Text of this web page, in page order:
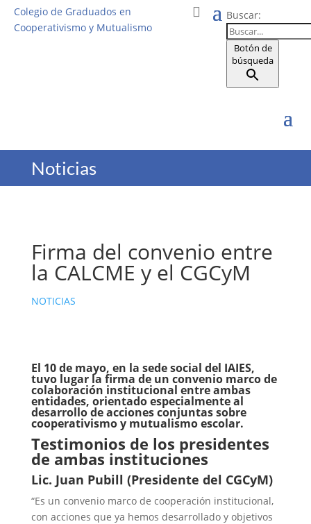
Colegio de Graduados en
Cooperativismo y Mutualismo
Buscar:
Botón de
búsqueda
Noticias
Firma del convenio entre
la CALCME y el CGCyM
NOTICIAS
El 10 de mayo, en la sede social del IAIES,
tuvo lugar la firma de un convenio marco de
colaboración institucional entre ambas
entidades, orientado especialmente al
desarrollo de acciones conjuntas sobre
cooperativismo y mutualismo escolar.
Testimonios de los presidentes
de ambas instituciones
Lic. Juan Pubill (Presidente del CGCyM)
“Es un convenio marco de cooperación institucional,
con acciones que ya hemos desarrollado y objetivos